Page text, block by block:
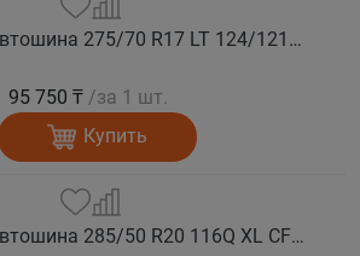
COMFORSER Автошина 275/70 R17 LT 124/121Q CF9000 R/T RWL 10PR лето
95 750 ₸ /за 1 шт.
Купить
COMFORSER Автошина 285/50 R20 116Q XL CF9000 R/T RWL лето